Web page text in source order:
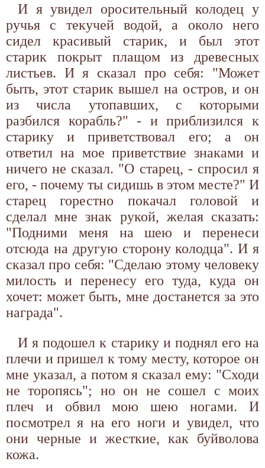
И я увидел оросительный колодец у
ручья с текучей водой, а около него
сидел красивый старик, и был этот
старик покрыт плащом из древесных
листьев. И я сказал про себя: "Может
быть, этот старик вышел на остров, и он
из числа утопавших, с которыми
разбился корабль?" - и приблизился к
старику и приветствовал его; а он
ответил на мое приветствие знаками и
ничего не сказал. "О старец, - спросил я
его, - почему ты сидишь в этом месте?" И
старец горестно покачал головой и
сделал мне знак рукой, желая сказать:
"Подними меня на шею и перенеси
отсюда на другую сторону колодца". И я
сказал про себя: "Сделаю этому человеку
милость и перенесу его туда, куда он
хочет: может быть, мне достанется за это
награда".
И я подошел к старику и поднял его на
плечи и пришел к тому месту, которое он
мне указал, а потом я сказал ему: "Сходи
не торопясь"; но он не сошел с моих
плеч и обвил мою шею ногами. И
посмотрел я на его ноги и увидел, что
они черные и жесткие, как буйволова
кожа.